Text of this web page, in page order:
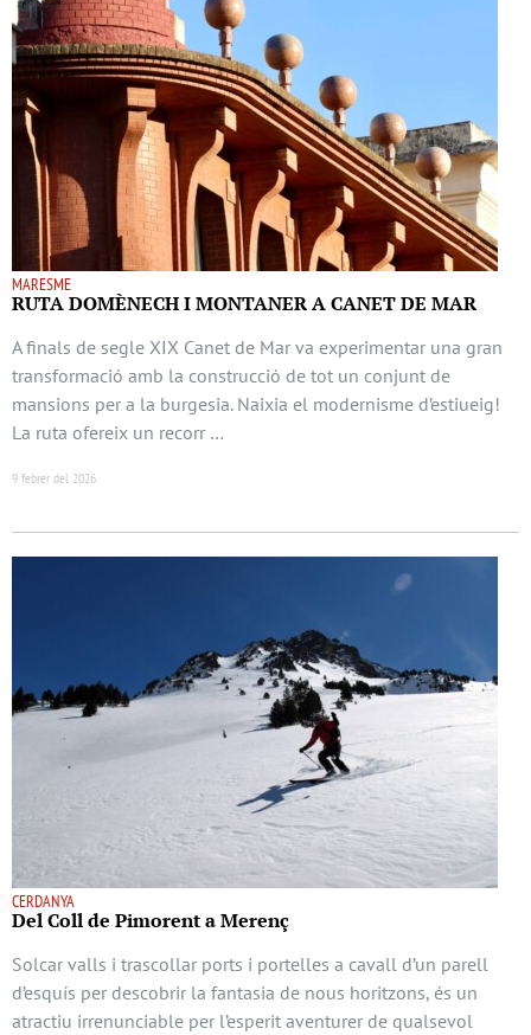
MARESME
RUTA DOMÈNECH I MONTANER A CANET DE MAR
A finals de segle XIX Canet de Mar va experimentar una gran
transformació amb la construcció de tot un conjunt de
mansions per a la burgesia. Naixia el modernisme d’estiueig!
La ruta ofereix un recorr …
9 febrer del 2026
CERDANYA
Del Coll de Pimorent a Merenç
Solcar valls i trascollar ports i portelles a cavall d’un parell
d’esquís per descobrir la fantasia de nous horitzons, és un
atractiu irrenunciable per l’esperit aventurer de qualsevol